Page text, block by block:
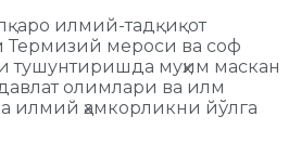
илмий-тадқиқот
мероси ва соф
тушунтиришда муҳим маскан
олимлари ва илм
илмий ҳамкорликни йўлга